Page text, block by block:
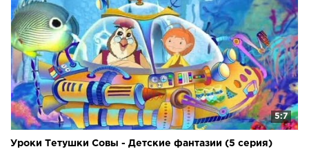
5:7
Уроки Тетушки Совы - Детские фантазии (5 серия)